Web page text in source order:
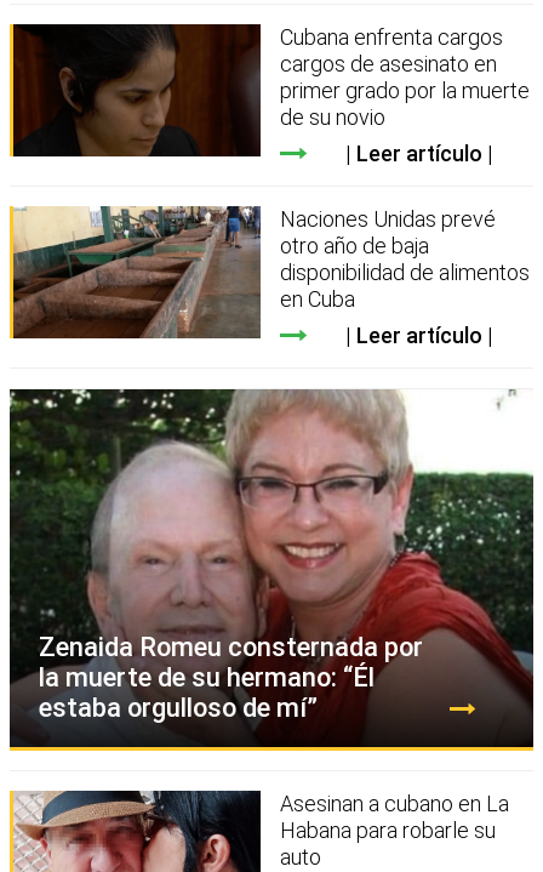
Cubana enfrenta cargos
cargos de asesinato en
primer grado por la muerte
de su novio
Leer artículo
Naciones Unidas prevé
otro año de baja
disponibilidad de alimentos
en Cuba
Leer artículo
Zenaida Romeu consternada por
la muerte de su hermano: “Él
estaba orgulloso de mí”
Asesinan a cubano en La
Habana para robarle su
auto